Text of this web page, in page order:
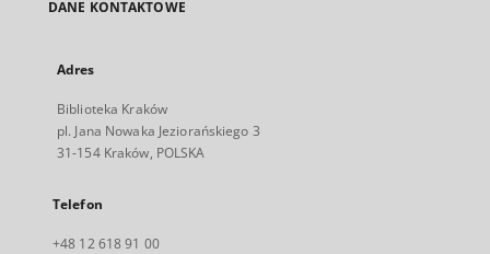
DANE KONTAKTOWE
Adres
Biblioteka Kraków
pl. Jana Nowaka Jeziorańskiego 3
31-154 Kraków, POLSKA
Telefon
+48 12 618 91 00